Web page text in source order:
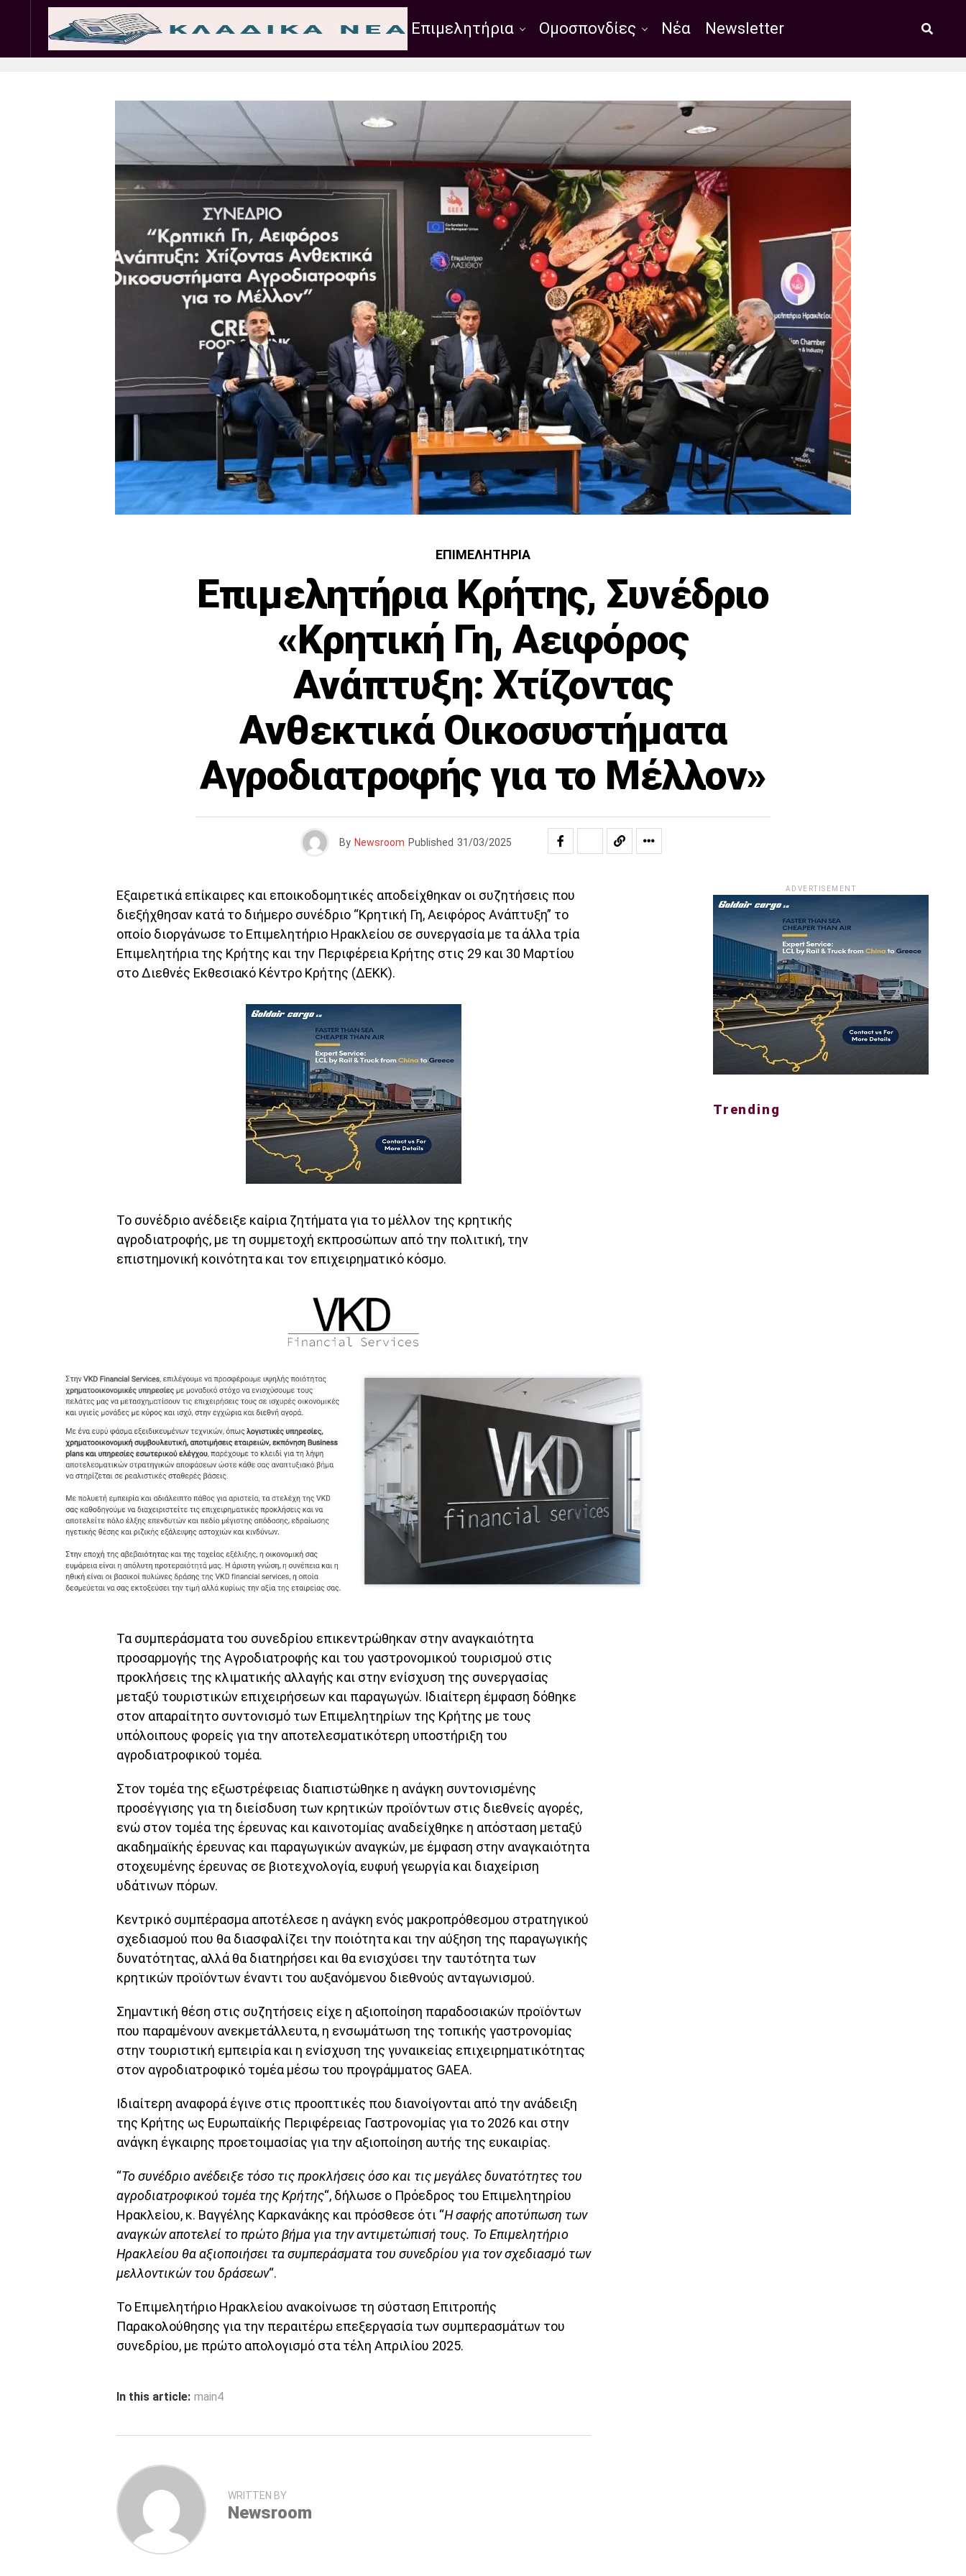
Σωματεία Εμπ. Σύλλογοι Επιμελητήρια Ομοσπονδίες Νέα Newsletter
ΕΠΙΜΕΛΗΤΉΡΙΑ
Επιμελητήρια Κρήτης, Συνέδριο
«Κρητική Γη, Αειφόρος
Ανάπτυξη: Χτίζοντας
Ανθεκτικά Οικοσυστήματα
Αγροδιατροφής για το Μέλλον»
By Newsroom Published 31/03/2025
Εξαιρετικά επίκαιρες και εποικοδομητικές αποδείχθηκαν οι συζητήσεις που
διεξήχθησαν κατά το διήμερο συνέδριο “Κρητική Γη, Αειφόρος Ανάπτυξη” το
οποίο διοργάνωσε το Επιμελητήριο Ηρακλείου σε συνεργασία με τα άλλα τρία
Επιμελητήρια της Κρήτης και την Περιφέρεια Κρήτης στις 29 και 30 Μαρτίου
στο Διεθνές Εκθεσιακό Κέντρο Κρήτης (ΔΕΚΚ).
Το συνέδριο ανέδειξε καίρια ζητήματα για το μέλλον της κρητικής
αγροδιατροφής, με τη συμμετοχή εκπροσώπων από την πολιτική, την
επιστημονική κοινότητα και τον επιχειρηματικό κόσμο.
Τα συμπεράσματα του συνεδρίου επικεντρώθηκαν στην αναγκαιότητα
προσαρμογής της Αγροδιατροφής και του γαστρονομικού τουρισμού στις
προκλήσεις της κλιματικής αλλαγής και στην ενίσχυση της συνεργασίας
μεταξύ τουριστικών επιχειρήσεων και παραγωγών. Ιδιαίτερη έμφαση δόθηκε
στον απαραίτητο συντονισμό των Επιμελητηρίων της Κρήτης με τους
υπόλοιπους φορείς για την αποτελεσματικότερη υποστήριξη του
αγροδιατροφικού τομέα.
Στον τομέα της εξωστρέφειας διαπιστώθηκε η ανάγκη συντονισμένης
προσέγγισης για τη διείσδυση των κρητικών προϊόντων στις διεθνείς αγορές,
ενώ στον τομέα της έρευνας και καινοτομίας αναδείχθηκε η απόσταση μεταξύ
ακαδημαϊκής έρευνας και παραγωγικών αναγκών, με έμφαση στην αναγκαιότητα
στοχευμένης έρευνας σε βιοτεχνολογία, ευφυή γεωργία και διαχείριση
υδάτινων πόρων.
Κεντρικό συμπέρασμα αποτέλεσε η ανάγκη ενός μακροπρόθεσμου στρατηγικού
σχεδιασμού που θα διασφαλίζει την ποιότητα και την αύξηση της παραγωγικής
δυνατότητας, αλλά θα διατηρήσει και θα ενισχύσει την ταυτότητα των
κρητικών προϊόντων έναντι του αυξανόμενου διεθνούς ανταγωνισμού.
Σημαντική θέση στις συζητήσεις είχε η αξιοποίηση παραδοσιακών προϊόντων
που παραμένουν ανεκμετάλλευτα, η ενσωμάτωση της τοπικής γαστρονομίας
στην τουριστική εμπειρία και η ενίσχυση της γυναικείας επιχειρηματικότητας
στον αγροδιατροφικό τομέα μέσω του προγράμματος GAEA.
Ιδιαίτερη αναφορά έγινε στις προοπτικές που διανοίγονται από την ανάδειξη
της Κρήτης ως Ευρωπαϊκής Περιφέρειας Γαστρονομίας για το 2026 και στην
ανάγκη έγκαιρης προετοιμασίας για την αξιοποίηση αυτής της ευκαιρίας.
“Το συνέδριο ανέδειξε τόσο τις προκλήσεις όσο και τις μεγάλες δυνατότητες του
αγροδιατροφικού τομέα της Κρήτης“, δήλωσε ο Πρόεδρος του Επιμελητηρίου
Ηρακλείου, κ. Βαγγέλης Καρκανάκης και πρόσθεσε ότι “Η σαφής αποτύπωση των
αναγκών αποτελεί το πρώτο βήμα για την αντιμετώπισή τους. Το Επιμελητήριο
Ηρακλείου θα αξιοποιήσει τα συμπεράσματα του συνεδρίου για τον σχεδιασμό των
μελλοντικών του δράσεων“.
Το Επιμελητήριο Ηρακλείου ανακοίνωσε τη σύσταση Επιτροπής
Παρακολούθησης για την περαιτέρω επεξεργασία των συμπερασμάτων του
συνεδρίου, με πρώτο απολογισμό στα τέλη Απριλίου 2025.
In this article: main4
WRITTEN BY
Newsroom
ADVERTISEMENT
Trending